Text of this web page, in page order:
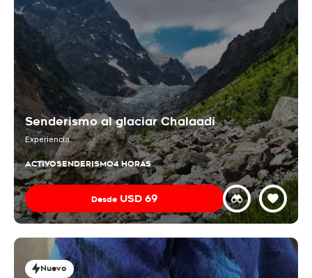
Senderismo al glaciar Chalaadi
Experiencia
ACTIVOSENDERISMO4 HORAS
Desde USD 69
Nuevo